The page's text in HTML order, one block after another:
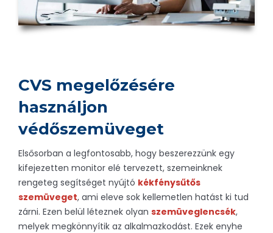
CVS megelőzésére
használjon
védőszemüveget
Elsősorban a legfontosabb, hogy beszerezzünk egy
kifejezetten monitor elé tervezett, szemeinknek
rengeteg segítséget nyújtó kékfénysűtős
szemüveget, ami eleve sok kellemetlen hatást ki tud
zárni. Ezen belül léteznek olyan szemüveglencsék,
melyek megkönnyítik az alkalmazkodást. Ezek enyhe